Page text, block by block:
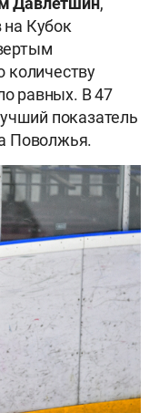
Кубок
количеству
равных. В 47
показатель
Поволжья.